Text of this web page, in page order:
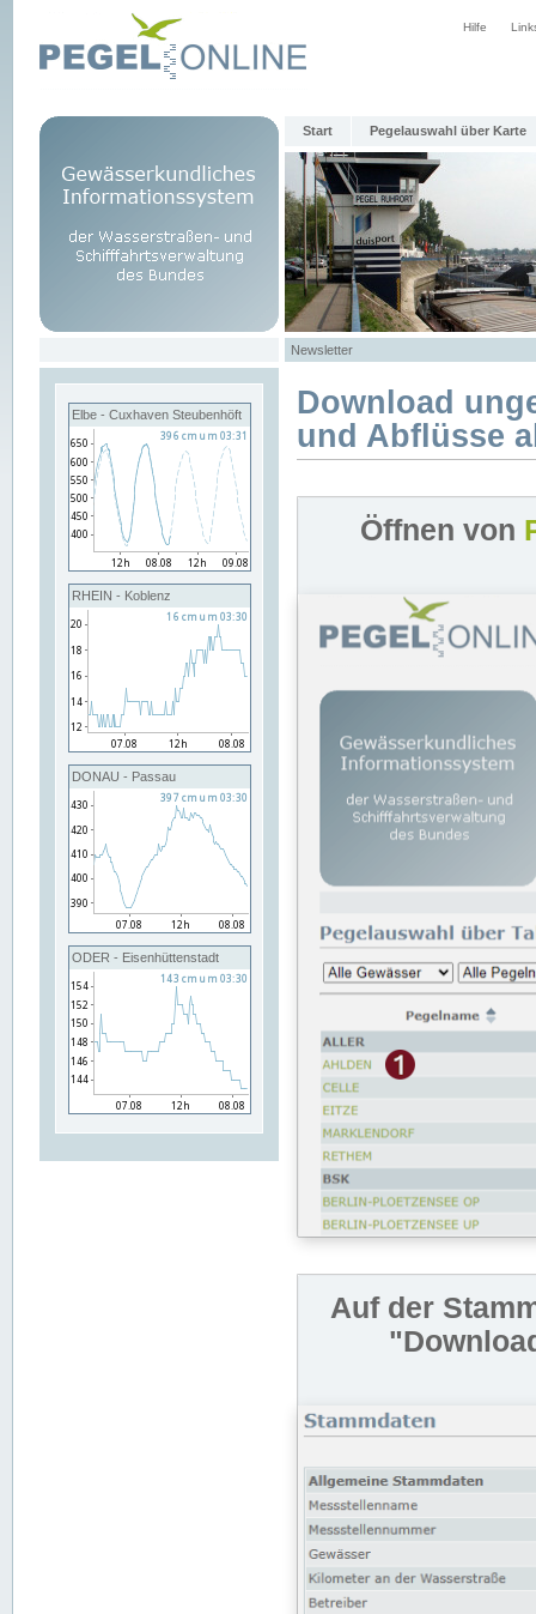
Hilfe
Start Pegelauswahl über Karte
Newsletter
Elbe - Cuxhaven Steubenhöft
RHEIN - Koblenz
DONAU - Passau
ODER - Eisenhüttenstadt
Download
und Abflüsse
Öffnen von
Auf der